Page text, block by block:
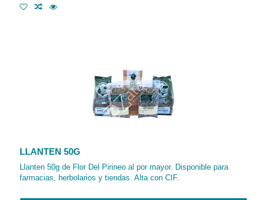
LLANTEN 50G
Llanten 50g de Flor Del Pirineo al por mayor. Disponible para
farmacias, herbolarios y tiendas. Alta con CIF.